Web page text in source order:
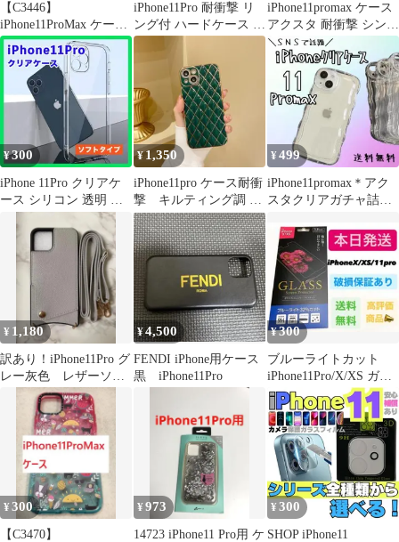
【C3446】
iPhone11ProMax ケース
手帳型 カード入 ブラッ
ク
iPhone11Pro 耐衝撃 リ
ング付 ハードケース シ
ルバー クリア お洒落
iPhone11promax ケース
アクスタ 耐衝撃 シンプ
ル クリア
¥300
iPhone 11Pro クリアケ
ース シリコン 透明 ソ
¥1,350
iPhone11pro ケース耐衝
撃 キルティング調 ダ
ークグリーン
¥499
iPhone11promax＊アク
スタクリアガチャ詰め
国08
¥ 1,180
訳あり！iPhone11Pro グ
レー灰色 レザーソフ
トケース&ストラップ
セット
¥4,500
FENDI iPhone用ケース
黒 iPhone11Pro
¥300
ブルーライトカット
iPhone11Pro/X/XS ガラ
スフィルムb
¥300
【C3470】
¥973
14723 iPhone11 Pro用 ケ
¥ 300
SHOP iPhone11